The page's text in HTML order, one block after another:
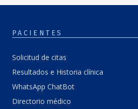
PACIENTES
Solicitud de citas
Resultados e Historia clínica
WhatsApp ChatBot
Directorio médico